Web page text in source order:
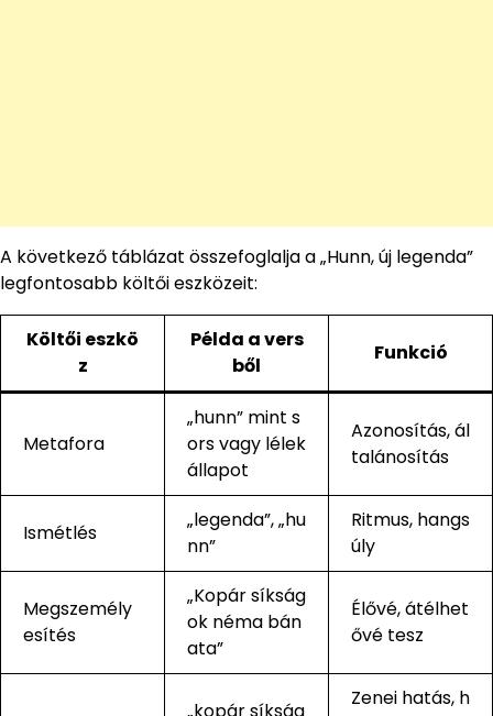
A következő táblázat összefoglalja a „Hunn, új legenda”
legfontosabb költői eszközeit:
Költői eszkö
z
Példa a vers
ből
Funkció
Metafora
„hunn” mint s
ors vagy lélek
állapot
Azonosítás, ál
talánosítás
Ismétlés
„legenda”, „hu
nn”
Ritmus, hangs
úly
Megszemély
esítés
„Kopár síkság
ok néma bán
ata”
Élővé, átélhet
ővé tesz
Zenei hatás, h